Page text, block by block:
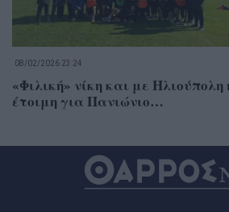
08/02/2026 23:24
«Φιλική» νίκη και με
έτοιμη για Πανιώνιο…